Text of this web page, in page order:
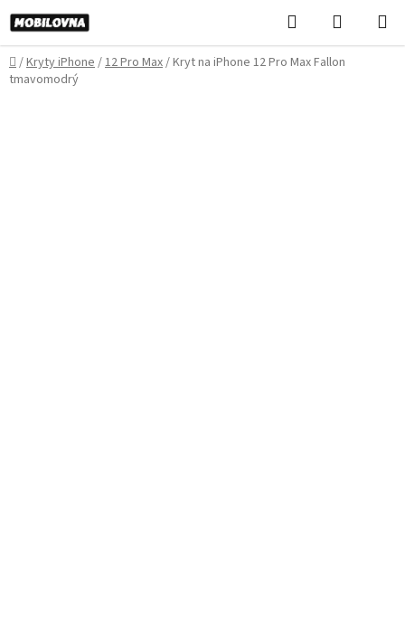
Prejsť
na
obsah
Hľadať
KOŠÍK
Domov
/Kryty iPhone/12 Pro Max/Kryt na iPhone 12 Pro Max Fallon
tmavomodrý